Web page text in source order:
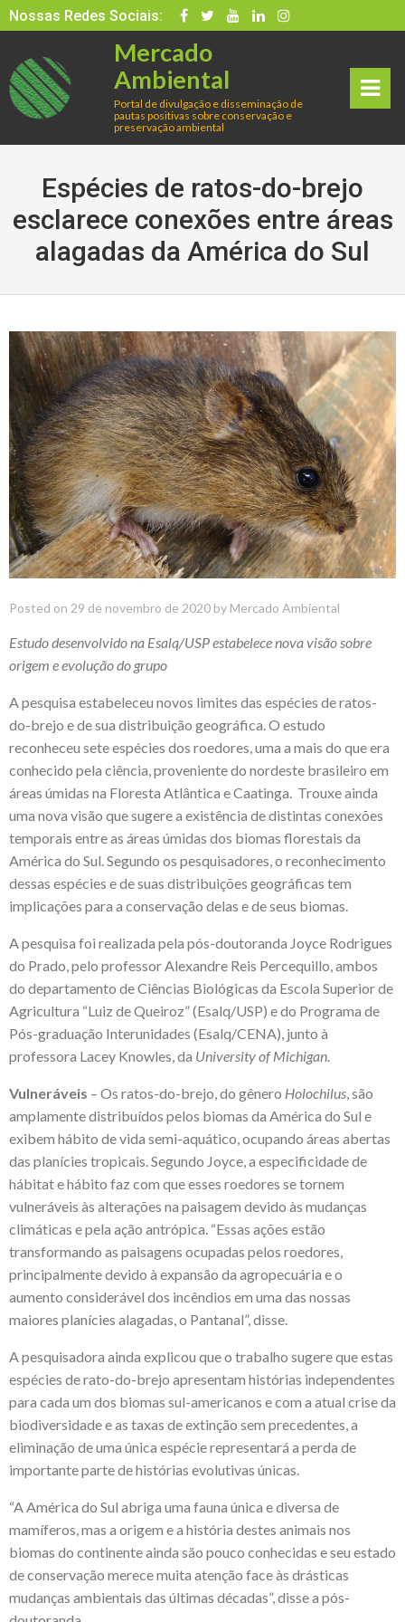
Skip
to
content
Nossas Redes Sociais:
Mercado
Ambiental
Portal de divulgação e disseminação de
pautas positivas sobre conservação e
preservação ambiental
Men
Espécies de ratos-do-brejo
esclarece conexões entre áreas
alagadas da América do Sul
Posted on 29 de novembro de 2020 by Mercado Ambiental
Estudo desenvolvido na Esalq/USP estabelece nova visão sobre
origem e evolução do grupo
A pesquisa estabeleceu novos limites das espécies de ratos-
do-brejo e de sua distribuição geográfica. O estudo
reconheceu sete espécies dos roedores, uma a mais do que era
conhecido pela ciência, proveniente do nordeste brasileiro em
áreas úmidas na Floresta Atlântica e Caatinga. Trouxe ainda
uma nova visão que sugere a existência de distintas conexões
temporais entre as áreas úmidas dos biomas florestais da
América do Sul. Segundo os pesquisadores, o reconhecimento
dessas espécies e de suas distribuições geográficas tem
implicações para a conservação delas e de seus biomas.
A pesquisa foi realizada pela pós-doutoranda Joyce Rodrigues
do Prado, pelo professor Alexandre Reis Percequillo, ambos
do departamento de Ciências Biológicas da Escola Superior de
Agricultura “Luiz de Queiroz” (Esalq/USP) e do Programa de
Pós-graduação Interunidades (Esalq/CENA), junto à
professora Lacey Knowles, da University of Michigan.
Vulneráveis – Os ratos-do-brejo, do gênero Holochilus , são
amplamente distribuídos pelos biomas da América do Sul e
exibem hábito de vida semi-aquático, ocupando áreas abertas
das planícies tropicais. Segundo Joyce, a especificidade de
hábitat e hábito faz com que esses roedores se tornem
vulneráveis às alterações na paisagem devido às mudanças
climáticas e pela ação antrópica. “Essas ações estão
transformando as paisagens ocupadas pelos roedores,
principalmente devido à expansão da agropecuária e o
aumento considerável dos incêndios em uma das nossas
maiores planícies alagadas, o Pantanal”, disse.
A pesquisadora ainda explicou que o trabalho sugere que estas
espécies de rato-do-brejo apresentam histórias independentes
para cada um dos biomas sul-americanos e com a atual crise da
biodiversidade e as taxas de extinção sem precedentes, a
eliminação de uma única espécie representará a perda de
importante parte de histórias evolutivas únicas.
“A América do Sul abriga uma fauna única e diversa de
mamíferos, mas a origem e a história destes animais nos
biomas do continente ainda são pouco conhecidas e seu estado
de conservação merece muita atenção face às drásticas
mudanças ambientais das últimas décadas”, disse a pós-